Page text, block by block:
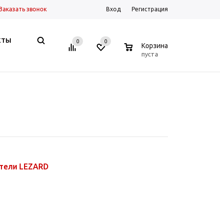
звонок Вход Регистрация
0 0
Корзина
пуста
LEZARD